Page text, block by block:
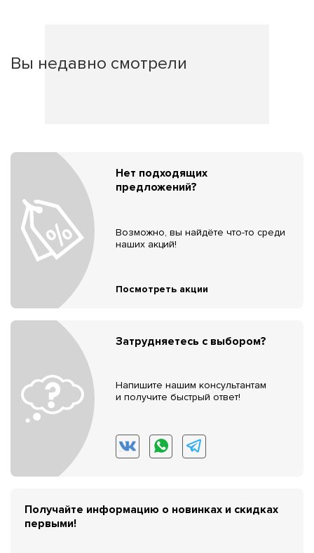
Вы недавно смотрели
Нет подходящих
предложений?
Возможно, вы найдёте что-то среди
наших акций!
Посмотреть акции
Затрудняетесь с выбором?
Напишите нашим консультантам
и получите быстрый ответ!
Получайте информацию о новинках и скидках
первыми!